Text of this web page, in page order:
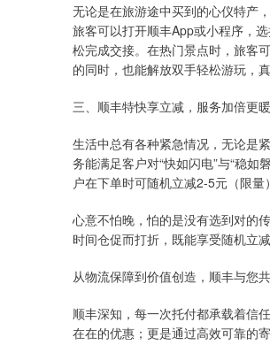
无论是在旅游途中买到的心仪特产
旅客可以打开顺丰App或小程序，
松完成交接。在热门景点时，旅客
的同时，也能解放双手轻松游玩，
三、顺丰特快享立减，服务加倍更
生活中总有各种紧急情况，无论是
务能满足客户对“快如闪电”与“稳
户在下单时可随机立减2-5元（限量
心意不怕晚，怕的是没有选到对的
时间仓促而打折，既能享受随机立
从物流保障到价值创造，顺丰与您
顺丰深知，每一次托付都承载着信
在在的优惠；更是通过高效可靠的